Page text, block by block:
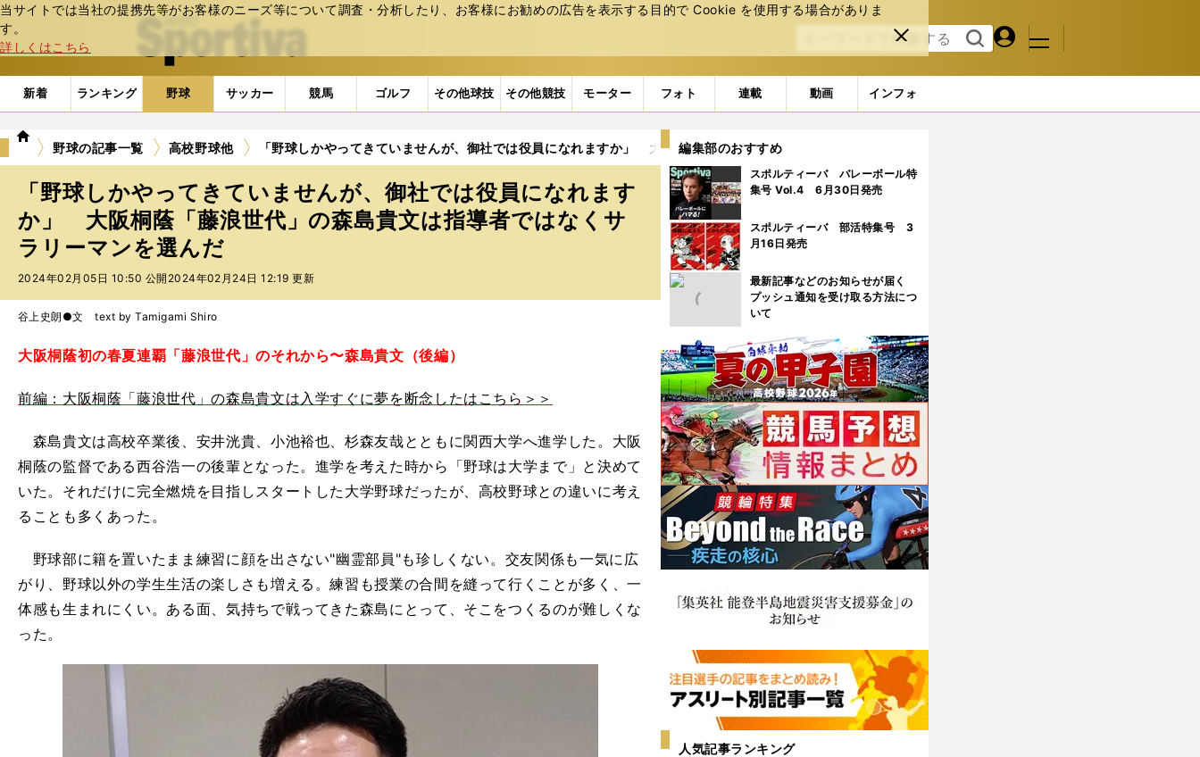
当サイトでは当社の提携先等がお客様のニーズ等について調査・分析したり、お客様にお勧めの広告を表⽰する⽬的で Cookie を使⽤する場合がありま
す。
詳しくはこちら
閉じ
る
web Sportiva (webスポルティーバ)
検索
る
マイペ
ジ
メニュ
新着 ランキング 野球 サッカー 競馬 ゴルフ その他球技 その他競技 モーター フォト 連載 動画 インフォ
we
ル
テ
ィ
ー
野球の記事一覧 高校野球他 「野球しかやってきていませんが、御社では役員になれますか」 大阪桐蔭「藤浪世代」の森島貴文は指導者ではなくサラリーマンを選んだ
「野球しかやってきていませんが、御社では役員になれます
か」 大阪桐蔭「藤浪世代」の森島貴文は指導者ではなくサ
ラリーマンを選んだ
2024年02月05日 10:50 公開 2024年02月24日 12:19 更新
谷上史朗●文 text by Tamigami Shiro
大阪桐蔭初の春夏連覇「藤浪世代」のそれから〜森島貴文（後編）
前編：大阪桐蔭「藤浪世代」の森島貴文は入学すぐに夢を断念したはこちら＞＞
森島貴文は高校卒業後、安井洸貴、小池裕也、杉森友哉とともに関西大学へ進学した。大阪
桐蔭の監督である西谷浩一の後輩となった。進学を考えた時から「野球は大学まで」と決めて
いた。それだけに完全燃焼を目指しスタートした大学野球だったが、高校野球との違いに考え
ることも多くあった。
野球部に籍を置いたまま練習に顔を出さない"幽霊部員"も珍しくない。交友関係も一気に広
がり、野球以外の学生生活の楽しさも増える。練習も授業の合間を縫って行くことが多く、一
体感も生まれにくい。ある面、気持ちで戦ってきた森島にとって、そこをつくるのが難しくな
った。
編集部のおすすめ
スポルティーバ バレーボール特
集号 Vol.4 6月30日発売
スポルティーバ 部活特集号 3
月16日発売
最新記事などのお知らせが届く
プッシュ通知を受け取る方法につ
いて
人気記事ランキング